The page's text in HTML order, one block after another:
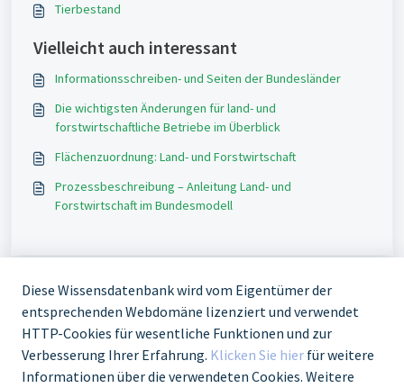
Tierbestand
Vielleicht auch interessant
Informationsschreiben- und Seiten der Bundesländer
Die wichtigsten Änderungen für land- und
forstwirtschaftliche Betriebe im Überblick
Flächenzuordnung: Land- und Forstwirtschaft
Prozessbeschreibung – Anleitung Land- und
Forstwirtschaft im Bundesmodell
Diese Wissensdatenbank wird vom Eigentümer der
entsprechenden Webdomäne lizenziert und verwendet
HTTP-Cookies für wesentliche Funktionen und zur
Verbesserung Ihrer Erfahrung. Klicken Sie hier für weitere
Informationen über die verwendeten Cookies. Weitere